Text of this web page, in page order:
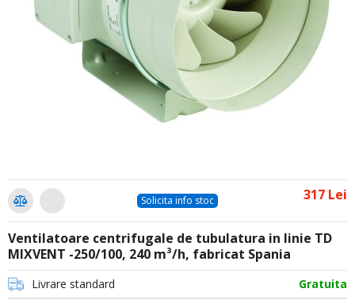
Solicita info stoc 317 Lei
Ventilatoare centrifugale de tubulatura in linie TD
MIXVENT -250/100, 240 m³/h, fabricat Spania
Livrare standard
Gratuita